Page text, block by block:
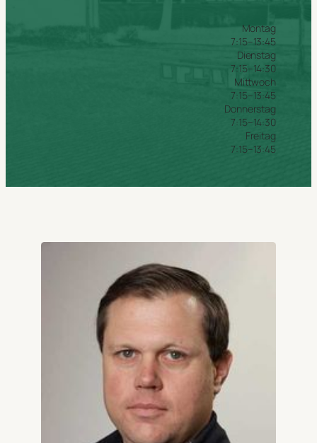
Montag
7:15–13:45
Dienstag
7:15–14:30
Mittwoch
7:15–13:45
Donnerstag
7:15–14:30
Freitag
7:15–13:45